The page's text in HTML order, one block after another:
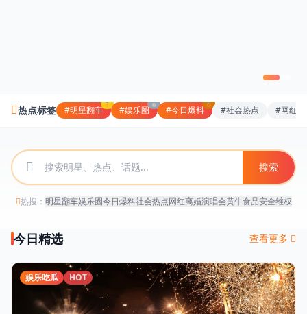
热点标签 #明星翻车
🥇
#娱乐圈
🥈
#今日爆料
🥉
#社会热点 #网红
搜索
热搜： 明星翻车娱乐圈今日爆料社会热点网红离婚演唱会黄牛食品安全维权
51吃瓜网地址
今日精选 查看更多
娱乐吃瓜 HOT